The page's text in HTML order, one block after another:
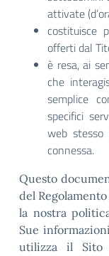
attivate
costituisce
offerti dal
è resa, ai
che
semplice
specifici
web
connessa.
Questo
del
la nostra
Sue
utilizza il Sito